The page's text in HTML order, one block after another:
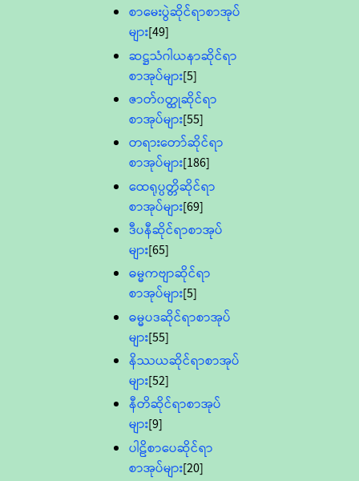
စာမေးပွဲဆိုင်ရာစာအုပ်
များ[49]
ဆဋ္ဌသံဂါယနာဆိုင်ရာ
စာအုပ်များ[5]
ဇာတ်၀တ္ထုဆိုင်ရာ
စာအုပ်များ[55]
တရားတော်ဆိုင်ရာ
စာအုပ်များ[186]
ထေရုပ္ပတ္တိဆိုင်ရာ
စာအုပ်များ[69]
ဒီပနီဆိုင်ရာစာအုပ်
များ[65]
ဓမ္မကဗျာဆိုင်ရာ
စာအုပ်များ[5]
ဓမ္မပဒဆိုင်ရာစာအုပ်
များ[55]
နိဿယဆိုင်ရာစာအုပ်
များ[52]
နီတိဆိုင်ရာစာအုပ်
များ[9]
ပါဠိစာပေဆိုင်ရာ
စာအုပ်များ[20]